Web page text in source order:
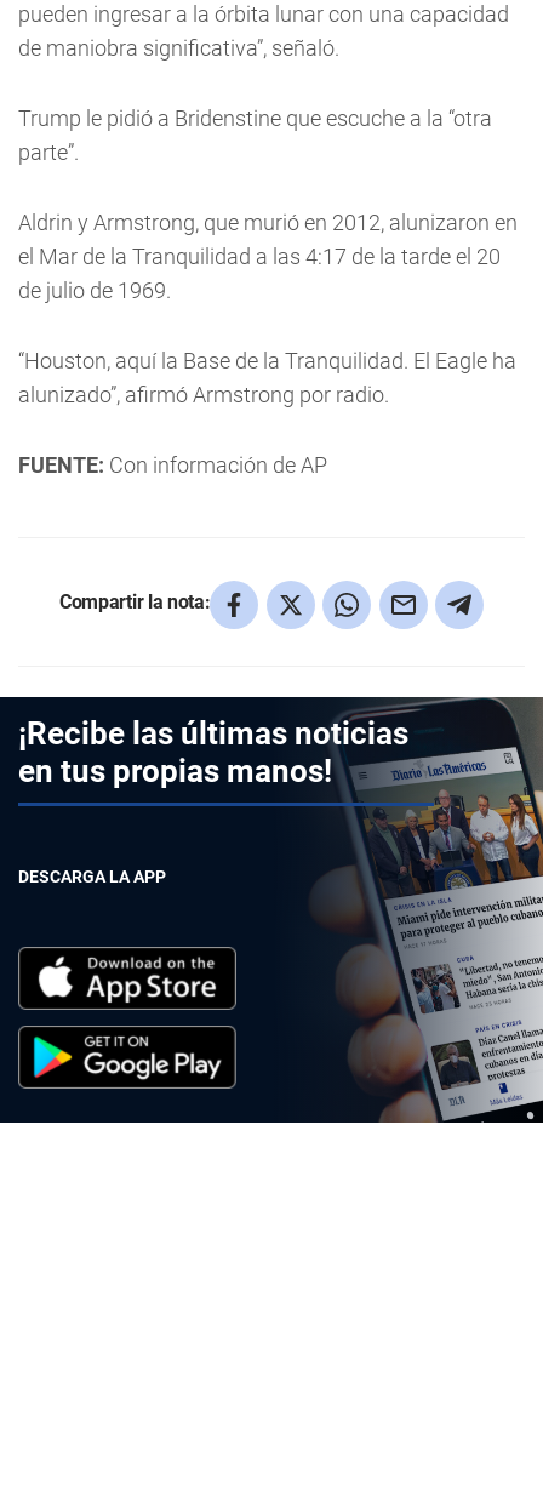
pueden ingresar a la órbita lunar con una capacidad
de maniobra significativa”, señaló.
Trump le pidió a Bridenstine que escuche a la “otra
parte”.
Aldrin y Armstrong, que murió en 2012, alunizaron en
el Mar de la Tranquilidad a las 4:17 de la tarde el 20
de julio de 1969.
“Houston, aquí la Base de la Tranquilidad. El Eagle ha
alunizado”, afirmó Armstrong por radio.
FUENTE: Con información de AP
Compartir la nota:
¡Recibe las últimas noticias
en tus propias manos!
DESCARGA LA APP